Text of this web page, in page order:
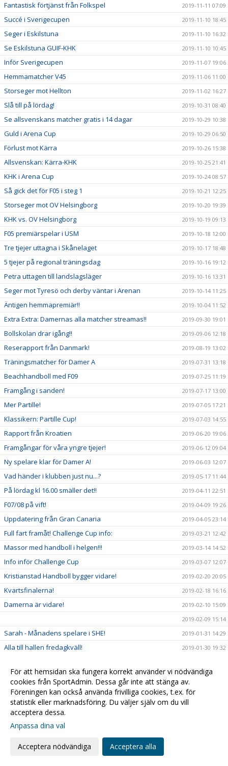
Fantastisk förtjänst från Folkspel 2019-11-11 07:09
Succé i Sverigecupen 2019-11-10 18:45
Seger i Eskilstuna 2019-11-10 16:32
Se Eskilstuna GUIF-KHK 2019-11-10 10:45
Inför Sverigecupen 2019-11-07 19:06
Hemmamatcher V45 2019-11-06 11:00
Storseger mot Hellton 2019-11-02 16:27
Slå till på lördag! 2019-10-31 08:40
Se allsvenskans matcher gratis i 14 dagar 2019-10-29 10:38
Guld i Arena Cup 2019-10-29 06:50
Förlust mot Kärra 2019-10-26 15:38
Allsvenskan: Kärra-KHK 2019-10-25 21:41
KHK i Arena Cup 2019-10-24 08:57
Så gick det för F05 i steg 1 2019-10-21 12:25
Storseger mot OV Helsingborg 2019-10-20 19:39
KHK vs. OV Helsingborg 2019-10-19 09:13
F05 premiärspelar i USM 2019-10-18 12:00
Tre tjejer uttagna i Skånelaget 2019-10-17 18:48
5 tjejer på regional träningsdag 2019-10-16 19:12
Petra uttagen till landslagsläger 2019-10-16 13:31
Seger mot Tyresö och derby väntar i Arenan 2019-10-14 11:25
Äntigen hemmapremiär!! 2019-10-04 11:52
Extra Extra: Damernas alla matcher streamas!! 2019-09-30 19:01
Bollskolan drar igång!! 2019-09-06 12:18
Reserapport från Danmark! 2019-08-19 13:02
Träningsmatcher för Damer A 2019-07-31 13:18
Beachhandboll med F09 2019-07-25 11:19
Framgång i sanden! 2019-07-17 13:00
Mer Partille! 2019-07-05 17:21
Klassikern: Partille Cup! 2019-07-03 14:55
Rapport från Kroatien 2019-06-20 19:06
Framgångar för våra yngre tjejer! 2019-06-12 09:04
Ny spelare klar för Damer A! 2019-06-03 12:07
Vad händer i klubben just nu...? 2019-05-17 11:44
På lördag kl 16.00 smäller det!! 2019-04-11 22:51
F07/08 på vift! 2019-04-09 19:26
Uppdatering från Gran Canaria 2019-04-05 23:14
Full fart framåt! Challenge Cup info: 2019-03-21 12:42
Massor med handboll i helgen!!! 2019-03-14 14:52
Info inför Challenge Cup 2019-03-07 12:07
Kristianstad Handboll bygger vidare! 2019-02-20 20:05
Kvartsfinalerna! 2019-02-18 16:16
Damerna är vidare!
2019-02-10 15:09
2019-02-09 15:14
Sarah - Månadens spelare i SHE! 2019-01-31 14:29
Alla till hallen fredagkväll! 2019-01-30 19:32
USM & Sammandrag... 2019-01-25 13:09
Kristianstad Handboll förstärker Damtruppen 2019-01-14 22:57
Öppettider för kansliet 2019-01-08 14:31
Kompisfika för integration!
Daxs för match!!
Äntligen hemmamatch igen!
För att hemsidan ska fungera korrekt använder vi nödvändiga
cookies från SportAdmin. Dessa går inte att stänga av.
Föreningen kan också använda frivilliga cookies, t.ex. för
statistik eller marknadsföring. Du väljer själv om du vill
acceptera dessa.
Anpassa dina val
Acceptera nödvändiga Acceptera alla